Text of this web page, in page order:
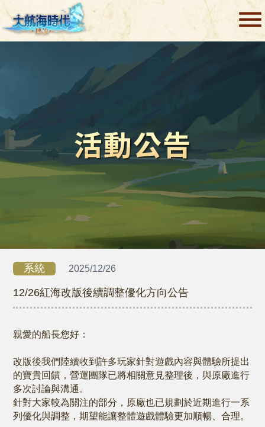
系統 2025/12/26
12/26紅海改版後續調整優化方向公告
親愛的船長您好：
改版後我們陸續收到許多玩家針對遊戲內容與體驗所提出
的寶貴回饋，營運團隊已將相關意見整理後，與原廠進行
多次討論與溝通。
針對大家較為關注的部分，原廠也已規劃於近期進行一系
列優化與調整，期望能讓整體遊戲體驗更加順暢、合理。